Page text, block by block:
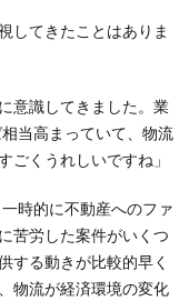
してきたことはありま
意識してきました。業
当高まっていて、物流
ごくうれしいですね」
時的に不動産へのファ
苦労した案件がいくつ
する動きが比較的早く
物流が経済環境の変化